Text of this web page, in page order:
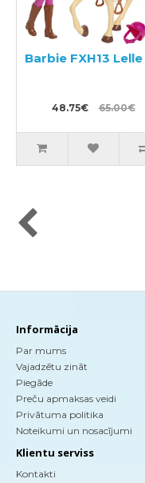
Barbie FXH13 Lelle
48.75€ 65.00€
Informācija
Par mums
Vajadzētu zināt
Piegāde
Preču apmaksas veidi
Privātuma politika
Noteikumi un nosacījumi
Klientu serviss
Kontakti